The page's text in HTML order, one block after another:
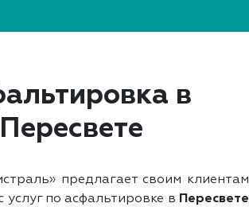
в
Пересвете
предлагает своим клиентам
услуг по асфальтировке в Пересвете